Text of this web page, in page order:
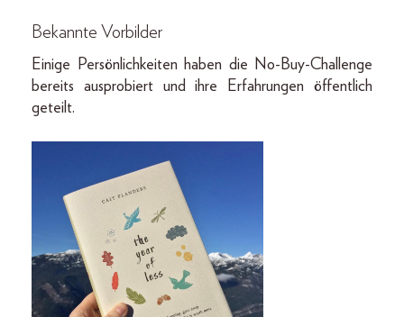
Bekannte Vorbilder
Einige Persönlichkeiten haben die No-Buy-Challenge
bereits ausprobiert und ihre Erfahrungen öffentlich
geteilt.